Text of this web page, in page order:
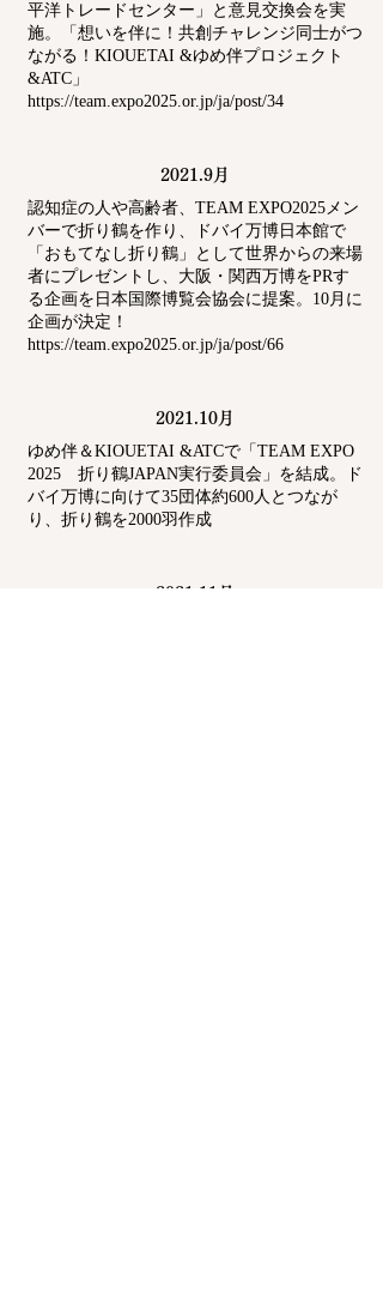
平洋トレードセンター」と意見交換会を実
施。
「想いを伴に！共創チャレンジ同士がつ
ながる！KIOUETAI &ゆめ伴プロジェクト
&ATC」
https://team.expo2025.or.jp/ja/post/34
2021.9月
認知症の人や高齢者、TEAM EXPO2025メン
バーで折り鶴を作り、ドバイ万博日本館で
「おもてなし折り鶴」として世界からの来場
者にプレゼントし、大阪・関西万博をPRす
る企画を日本国際博覧会協会に提案。10月に
企画が決定！
https://team.expo2025.or.jp/ja/post/66
2021.10月
ゆめ伴＆KIOUETAI &ATCで「TEAM EXPO
2025 折り鶴JAPAN実行委員会」を結成。ド
バイ万博に向けて35団体約600人とつなが
り、折り鶴を2000羽作成
2021.11月